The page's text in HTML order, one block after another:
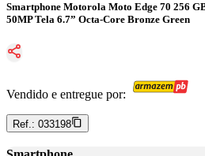
Smartphone Motorola Moto Edge 70 256
50MP Tela 6.7” Octa-Core Bronze Green
Vendido e entregue por:
Ref.: 033198